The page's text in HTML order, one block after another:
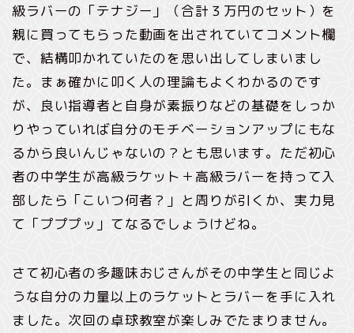
級ラバーの「テナジー」（合計３万円のセット）を
親に買ってもらった動画を出されていてコメント欄
で、結構叩かれていたのを思い出してしまいまし
た。まぁ確かに叩く人の理論もよくわかるのです
が、良い指導者と自身が素振りなどの基礎をしっか
りやっていれば自分のモチベーションアップにもな
るから良いんじゃないの？とも思います。ただ初心
者の中学生が高級ラケット＋高級ラバーを持って入
部したら「こいつ何者？」と周りが引くか、実力見
て「プププッ」てなるでしょうけどね。
さて初心者の多趣味おじさんがその中学生と同じよ
うな自分の力量以上のラケットとラバーを手に入れ
ました。次回の卓球教室が楽しみでたまりません。